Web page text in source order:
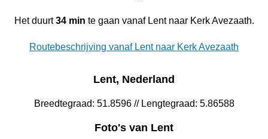
Het duurt34 min te gaan vanaf Lent naar Kerk Avezaath.
Routebeschrijving vanaf Lent naar Kerk Avezaath
Lent, Nederland
Breedtegraad: 51.8596 // Lengtegraad: 5.86588
Foto's van Lent